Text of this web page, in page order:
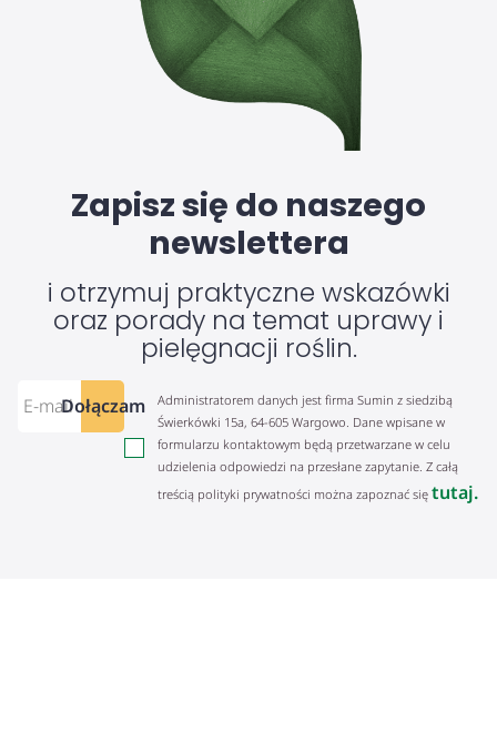
Zapisz się do naszego
newslettera
i otrzymuj praktyczne wskazówki
oraz porady na temat uprawy i
pielęgnacji roślin.
Dołączam
Administratorem danych jest firma Sumin z siedzibą
Świerkówki 15a, 64-605 Wargowo. Dane wpisane w
formularzu kontaktowym będą przetwarzane w celu
udzielenia odpowiedzi na przesłane zapytanie. Z całą
treścią polityki prywatności można zapoznać się tutaj.